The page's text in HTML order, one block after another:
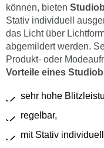
können, bieten
Stativ individuell
das Licht über
abgemildert werden.
Produkt- oder
Vorteile eines
sehr hohe
regelbar,
mit Stativ